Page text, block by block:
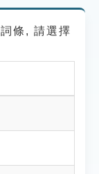
詞條, 請選擇